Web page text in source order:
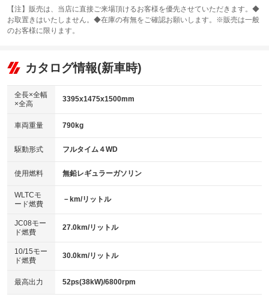
：装備なし
サンルーフ
：装備なし ABS
リフトアップ
：装備なし
：装備なし
パワーウィンドウ
アイドリングストップ
：装備あり
USB入力端子
：装備なし
100V電源
：装備なし
センターデフロック
：装備なし
電動格納ミラー
：装備なし
カーナビ
：装備なし
TV
：装備なし
ビジュアル
：装備なし
：装備なし
革シート
キーレス
HID(キセノンライト)
：装備なし
バックカメラ
：装備なし
エアロ
：装備なし
：装備なし
パワーシート
ベンチシート
：装備なし
チップアップシート
：装備なし
【注】販売は、当店に直接ご来場頂けるお客様を優先させていただきます。◆
お取置きはいたしません。◆在庫の有無をご確認お願いします。※販売は一般
のお客様に限ります。
カタログ情報(新車時)
全長×全幅
×全高
3395x1475x1500mm
車両重量 790kg
駆動形式 フルタイム４WD
使用燃料 無鉛レギュラーガソリン
WLTCモ
ード燃費
－km/リットル
JC08モー
ド燃費
27.0km/リットル
10/15モー
ド燃費
30.0km/リットル
最高出力 52ps(38kW)/6800rpm